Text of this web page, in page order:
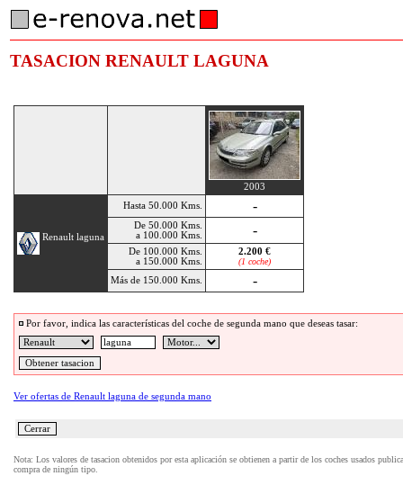
TASACION RENAULT LAGUNA
2003
Renault laguna
Hasta 50.000 Kms. -
De 50.000 Kms.
a 100.000 Kms.
-
De 100.000 Kms.
a 150.000 Kms.
2.200 €
(1 coche)
Más de 150.000 Kms.
-
Por favor, indica las características del coche de segunda mano que deseas tasar:
Ver ofertas de Renault laguna de segunda mano
Nota: Los valores de tasacion obtenidos por esta aplicación se obtienen a partir de los coches usados
compra de ningún tipo.